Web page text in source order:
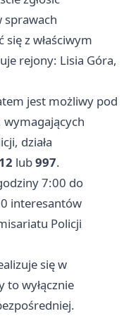
sprawach
z właściwym
rejony: Lisia Góra,
jest możliwy pod
działa
lub997.
7:00 do
interesantów
Policji
się w
wyłącznie